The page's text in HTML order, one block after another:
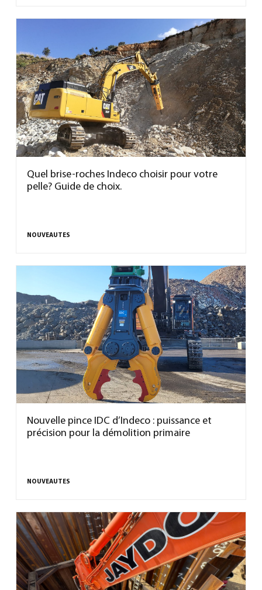
Quel brise-roches Indeco choisir pour votre
pelle? Guide de choix.
NOUVEAUTES
Nouvelle pince IDC d’Indeco : puissance et
précision pour la démolition primaire
NOUVEAUTES